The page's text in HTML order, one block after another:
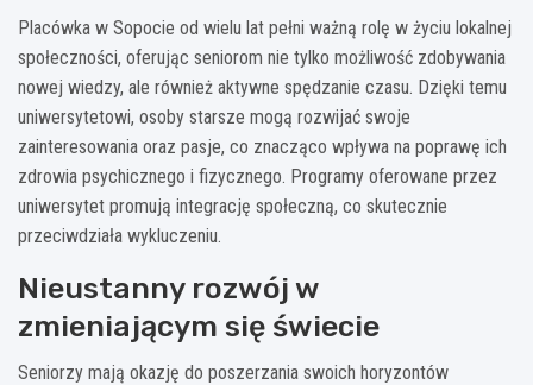
Placówka w Sopocie od wielu lat pełni ważną rolę w życiu lokalnej
społeczności, oferując seniorom nie tylko możliwość zdobywania
nowej wiedzy, ale również aktywne spędzanie czasu. Dzięki temu
uniwersytetowi, osoby starsze mogą rozwijać swoje
zainteresowania oraz pasje, co znacząco wpływa na poprawę ich
zdrowia psychicznego i fizycznego. Programy oferowane przez
uniwersytet promują integrację społeczną, co skutecznie
przeciwdziała wykluczeniu.
Nieustanny rozwój w
zmieniającym się świecie
Seniorzy mają okazję do poszerzania swoich horyzontów